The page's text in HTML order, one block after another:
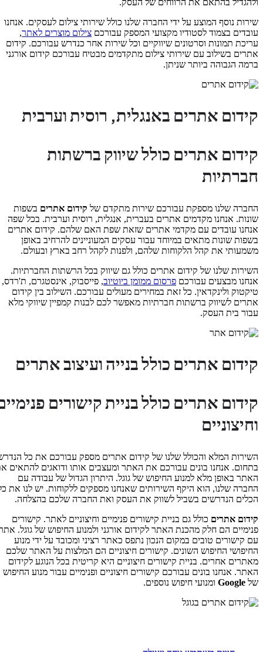
ולהגדיל בהתאם את הרווחים של העסק.
שירות נוסף המוצע על ידי החברה שלנו כולל שירותי צילום לעסקים. אנחנו
עובדים בצמוד לסטודיו מקצועי המספק עבורכםצילום מוצרים לאתר,
עריכת תמונות וסרטונים שיווקיים וכל שירות אחר כנדרש עבורכם. קידום
אתרים בשילוב עם שירותי צילום מתקדמים מבטיח עבורכם קידום אורגני
ברמה הגבוהה ביותר שניתן.
קידום אתרים באנגלית, רוסית וערבית
קידום אתרים כולל שיווק ברשתות
חברתיות
החברה שלנו מספקת עבורכם שירות מתקדם שלקידום אתריםבשפות
שונות. אנחנו מקדמים אתרים בעברית, אנגלית, רוסית וערבית. בכל שפה
אנחנו עובדים עם מקדמי אתרים שזאת שפת האם שלהם. קידום אתרים
בשפות שונות מתאים במיוחד עבור עסקים המעוניינים להרחיב באופן
משמעותי את קהל הלקוחות שלהם, ולפנות לקהל רחב בארץ ובעולם.
השירות שלנו של קידום אתרים כולל גם שיווק בכל הרשתות החברתיות.
אנחנו מבצעים עבורכםפרסום ממומן ביוטיוב, פייסבוק, אינסטגרם, ת'רדס,
טיקטוק ולינקדאין. כל זאת במחירים מעולים עבורכם. השילוב בין קידום
אתרים לשיווק ברשתות חברתיות מאפשר לכם לבנות קמפיין שיווקי מלא
עבור בית העסק.
קידום אתרים כולל בנייה ועיצוב אתרים
קידום אתרים כולל בניית קישורים פנימיים
וחיצוניים
השירות המלא והכולל שלנו של קידום אתרים מספק עבורכם את כל הנדרש
בתחום. אנחנו בונים עבורכם את האתר ומעצבים אותו ודואגים להתאים את
האתר באופן מלא למנוע החיפוש של גוגל. היתרון הגדול של עבודה עם
החברה שלנו, הוא היקף השירותים שאנחנו מספקים ללקוחות. יש לנו את כל
הכלים הנדרשים בשביל לשווק את העסק ואת החברה שלכם בהצלחה.
קידום אתריםכולל גם בניית קישורים פנימיים וחיצוניים לאתר. קישורים
פנימיים הם חלק מהכנת האתר לקידום אורגני ולמנוע החיפוש של גוגל. אתר
עם קישורים טובים במקום הנכון נתפס כאתר רציני ומכובד על ידי מנוע
החיפושי החיפוש השונים. קישורים חיצוניים הם המלצות על האתר שלכם
מאתרים אחרים. בניית קישורים חיצוניים היא קריטית בכל הנוגע לקידום
האתר. אנחנו בונים עבורכם קישורים חיצוניים ופנימיים עבור מנוע החיפוש
שלGoogleומנועי חיפוש נוספים.